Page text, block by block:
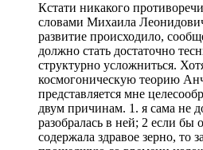
Кстати никакого
словами Михаила
развитие происходило,
должно стать достаточно
структурно усложниться.
космогоническую теорию
представляется мне
двум причинам. 1. я сама не
разобралась в ней; 2 если бы
содержала здравое зерно, то за